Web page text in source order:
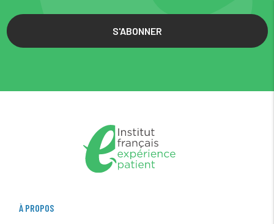
S'ABONNER
À PROPOS